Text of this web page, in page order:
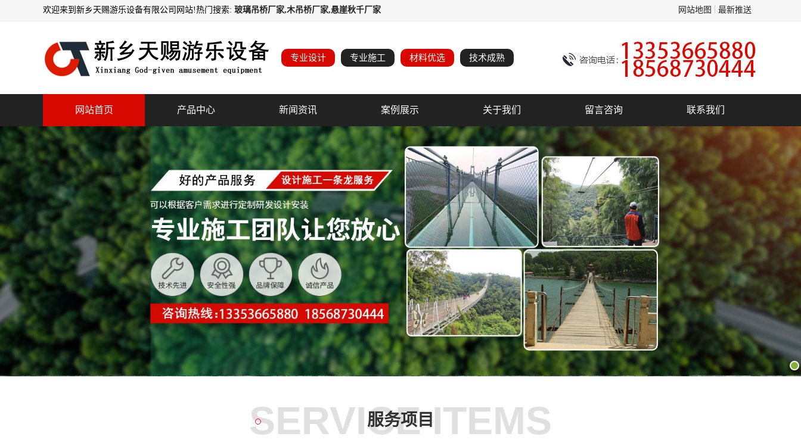
欢迎来到新乡天赐游乐设备有限公司网站!热门搜索: 玻璃吊桥厂家,木吊桥厂家,悬崖秋千厂家 网站地图 最新推送
专业设计 专业施工 材料优选 技术成熟
网站首页 产品中心 新闻资讯 案例展示 关于我们 留言咨询 联系我们
SERVICE ITEMS
服务项目